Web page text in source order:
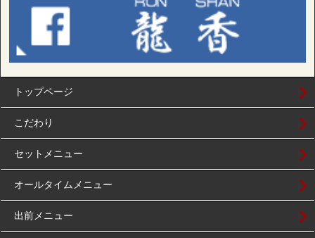
トップページ
こだわり
セットメニュー
オールタイムメニュー
出前メニュー